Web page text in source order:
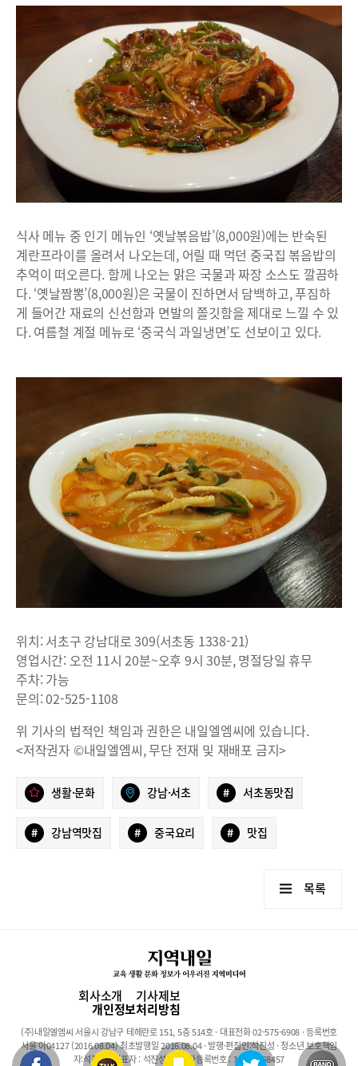
식사 메뉴 중 인기 메뉴인 ‘옛날볶음밥’(8,000원)에는 반숙된
계란프라이를 올려서 나오는데, 어릴 때 먹던 중국집 볶음밥의
추억이 떠오른다. 함께 나오는 맑은 국물과 짜장 소스도 깔끔하
다. ‘옛날짬뽕’(8,000원)은 국물이 진하면서 담백하고, 푸짐하
게 들어간 재료의 신선함과 면발의 쫄깃함을 제대로 느낄 수 있
다. 여름철 계절 메뉴로 ‘중국식 과일냉면’도 선보이고 있다.
위치: 서초구 강남대로 309(서초동 1338-21)
영업시간: 오전 11시 20분~오후 9시 30분, 명절당일 휴무
주차: 가능
문의: 02-525-1108
위 기사의 법적인 책임과 권한은 내일엘엠씨에 있습니다.
<저작권자 ©내일엘엠씨, 무단 전재 및 재배포 금지>
생활·문화 강남·서초 # 서초동맛집
# 강남역맛집 # 중국요리 # 맛집
목록
회사소개 기사제보
개인정보처리방침
(주)내일엘엠씨 서울시 강남구 테헤란로 151, 5층 514호 · 대표전화 02-575-6908 · 등록번호
서울 아04127 (2016.08.04) 최초발행일 2016.08.04 · 발행·편집인:석진성 · 청소년 보호책임
자:석진성 · 대표자 : 석진성 · 사업자등록번호 : 101-86-68457